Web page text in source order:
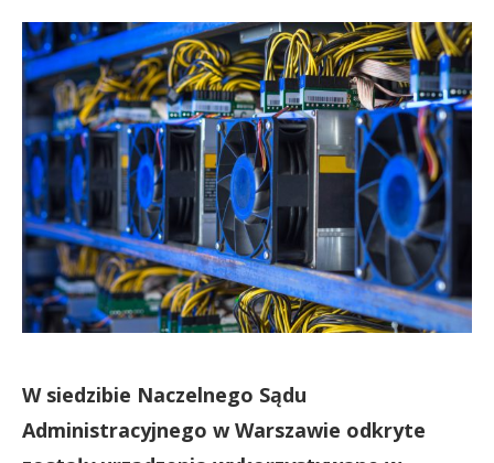
W siedzibie Naczelnego Sądu
Administracyjnego w Warszawie odkryte